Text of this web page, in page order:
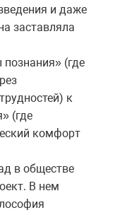
и даже
заставляла
(где
к
(где
комфорт
в обществе
В нем